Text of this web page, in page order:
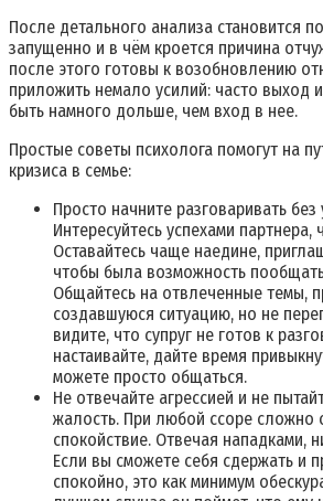
После детального анализа становится
запущенно и в чём кроется причина
после этого готовы к возобновлению
приложить немало усилий: часто выход
быть намного дольше, чем вход в нее.
Простые советы психолога помогут на
кризиса в семье:
Просто начните разговаривать без
Интересуйтесь успехами партнера,
Оставайтесь чаще наедине,
чтобы была возможность
Общайтесь на отвлеченные темы,
создавшуюся ситуацию, но не
видите, что супруг не готов к
настаивайте, дайте время
можете просто общаться.
Не отвечайте агрессией и не
жалость. При любой ссоре сложно
спокойствие. Отвечая нападками,
Если вы сможете себя сдержать и
спокойно, это как минимум